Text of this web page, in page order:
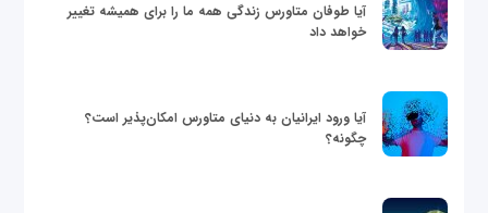
آیا طوفان متاورس زندگی همه ما را برای همیشه تغییر
خواهد داد
آیا ورود ایرانیان به دنیای متاورس امکان‌پذیر است؟
چگونه؟